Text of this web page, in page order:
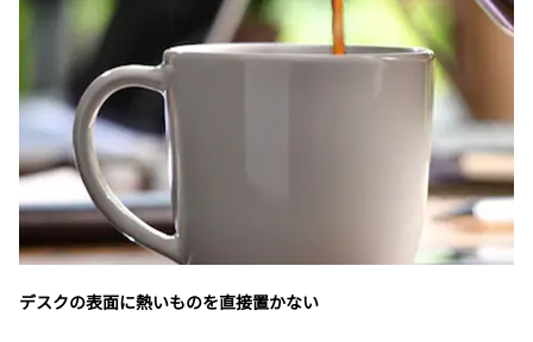
デスクの表面に熱いものを直接置かない